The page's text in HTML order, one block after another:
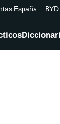
España